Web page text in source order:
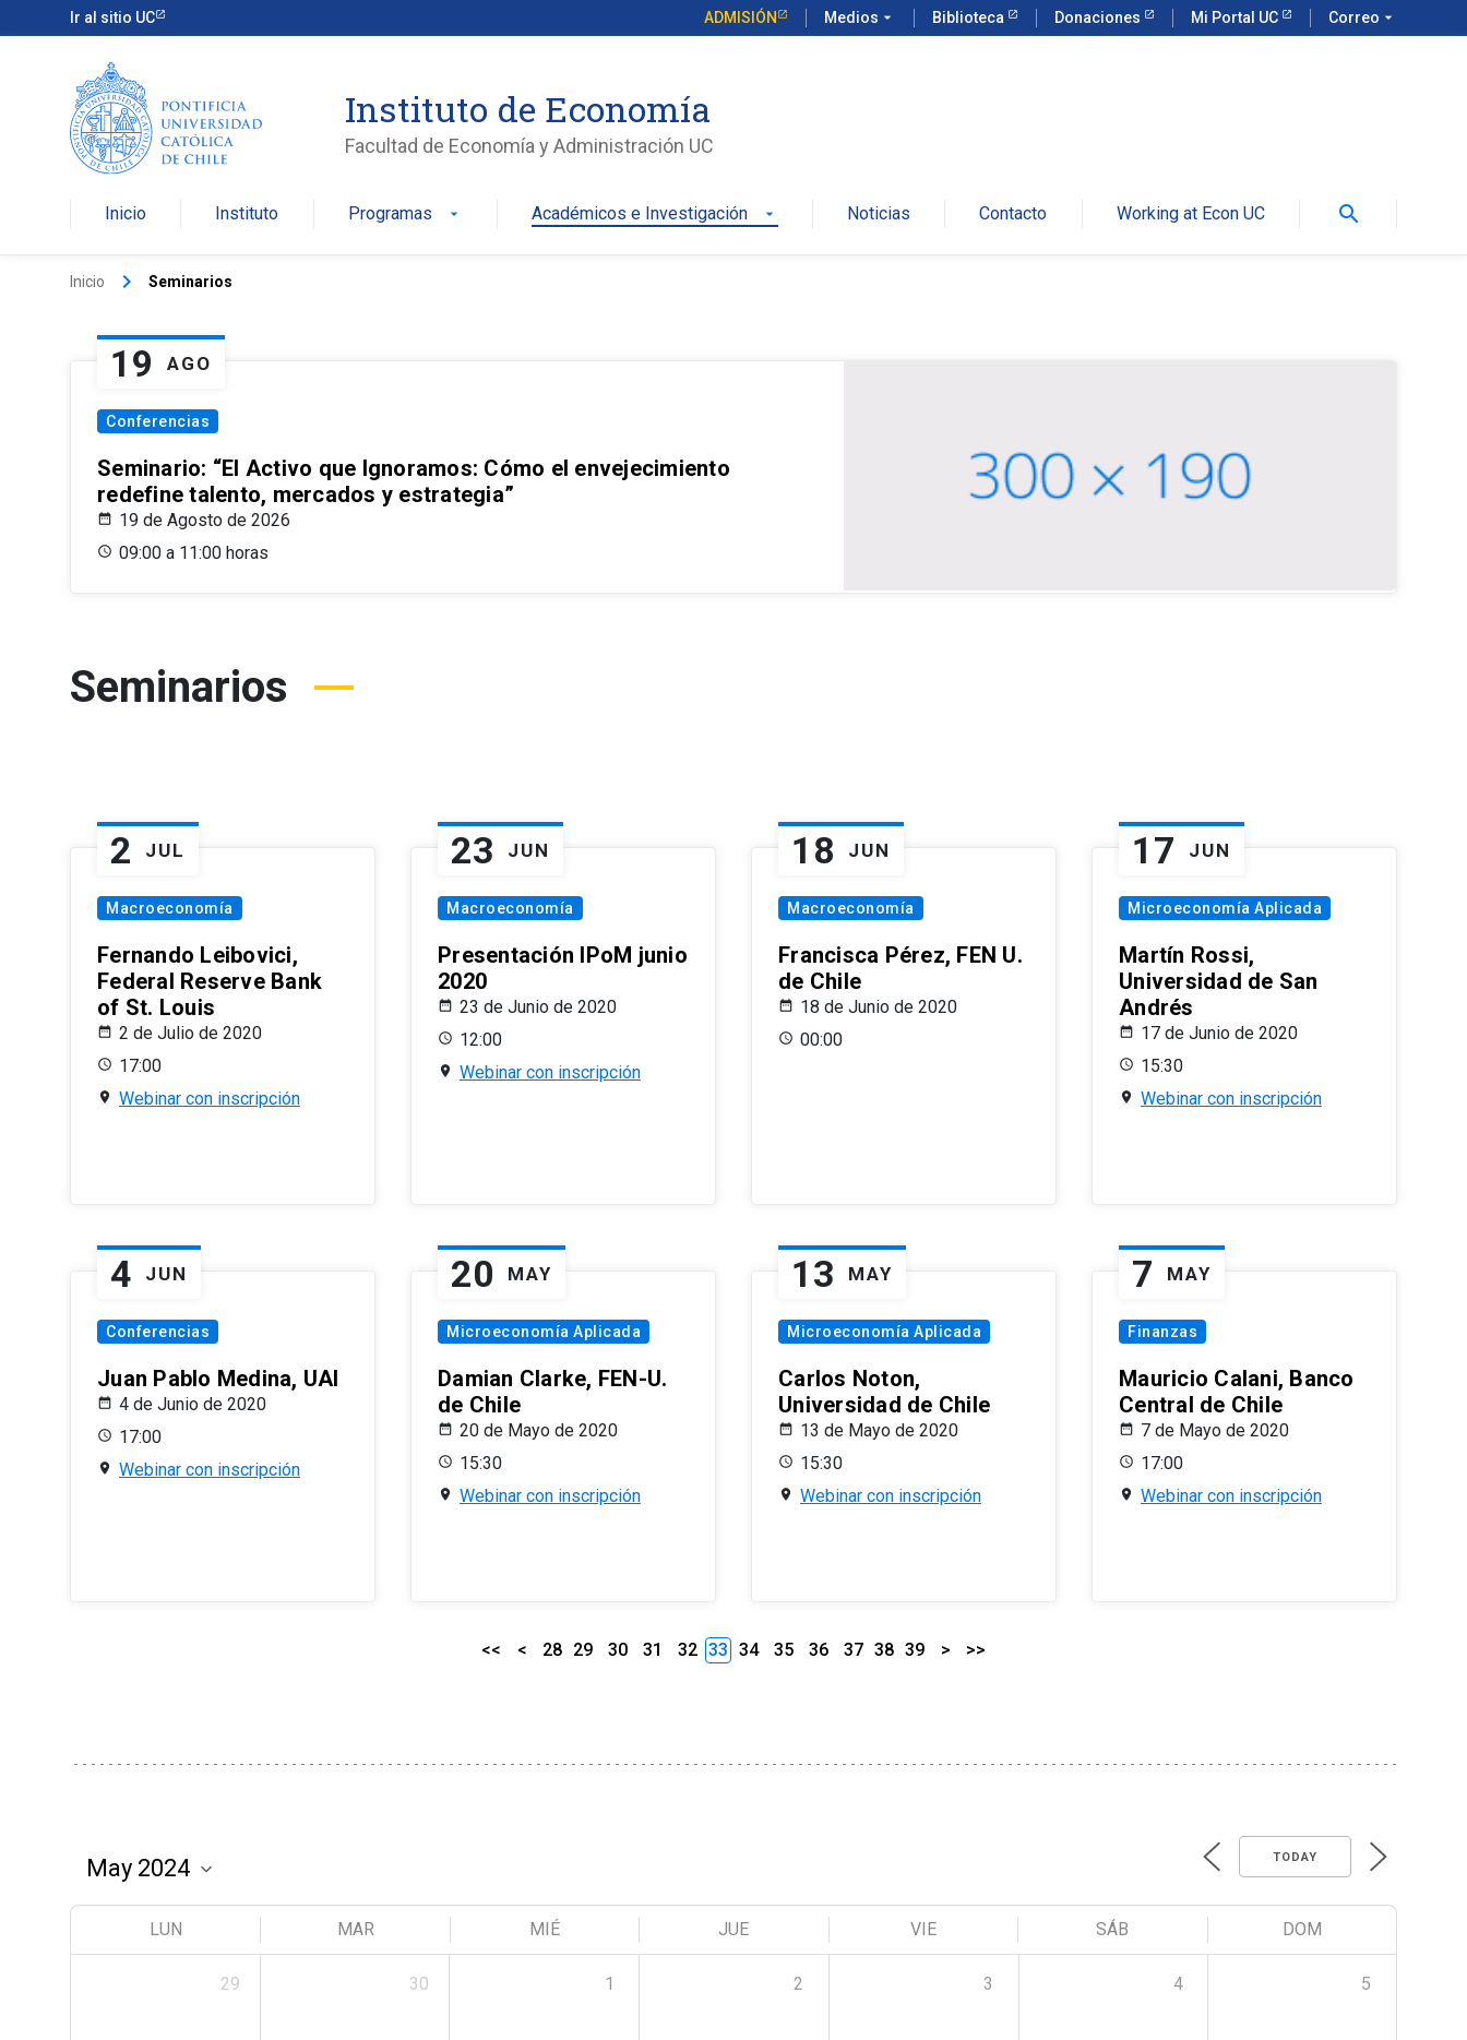
Ir al sitio UC ADMISIÓN Medios arrow_drop_down Biblioteca Donaciones Mi Portal UC Correo arrow_drop_down
Instituto de Economía
Facultad de Economía y Administración UC
Inicio Instituto Programas arrow_drop_down Académicos e Investigación arrow_drop_down Noticias Contacto Working at Econ UC search
Inicio keyboard_arrow_right Seminarios
19 AGO
Conferencias
Seminario: “El Activo que Ignoramos: Cómo el envejecimiento
redefine talento, mercados y estrategia”
19 de Agosto de 2026
09:00 a 11:00 horas
Seminarios
2 JUL
Macroeconomía
Fernando Leibovici,
Federal Reserve Bank
of St. Louis
2 de Julio de 2020
17:00
Webinar con inscripción
23 JUN
Macroeconomía
Presentación IPoM junio
2020
23 de Junio de 2020
12:00
Webinar con inscripción
18 JUN
Macroeconomía
Francisca Pérez, FEN U.
de Chile
18 de Junio de 2020
00:00
17 JUN
Microeconomía Aplicada
Martín Rossi,
Universidad de San
Andrés
17 de Junio de 2020
15:30
Webinar con inscripción
4 JUN
Conferencias
Juan Pablo Medina, UAI
4 de Junio de 2020
17:00
Webinar con inscripción
20 MAY
Microeconomía Aplicada
Damian Clarke, FEN-U.
de Chile
20 de Mayo de 2020
15:30
Webinar con inscripción
13 MAY
Microeconomía Aplicada
Carlos Noton,
Universidad de Chile
13 de Mayo de 2020
15:30
Webinar con inscripción
7 MAY
Finanzas
Mauricio Calani, Banco
Central de Chile
7 de Mayo de 2020
17:00
Webinar con inscripción
<< < 28 29 30 31 32 33 34 35 36 37 38 39 > >>
TODAY
LUN MAR MIÉ JUE VIE SÁB DOM
29 30 1 2 3 4 5